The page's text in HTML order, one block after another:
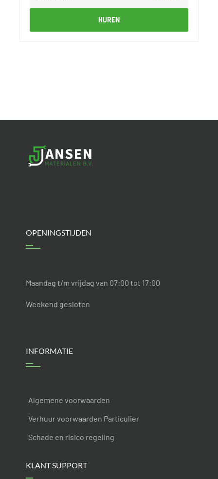
HUREN
OPENINGSTIJDEN
Maandag t/m vrijdag van 07:00 tot 17:00
Weekend gesloten
INFORMATIE
Algemene voorwaarden
Verhuur voorwaarden Particulier
Schade en risico regeling
KLANT SUPPORT